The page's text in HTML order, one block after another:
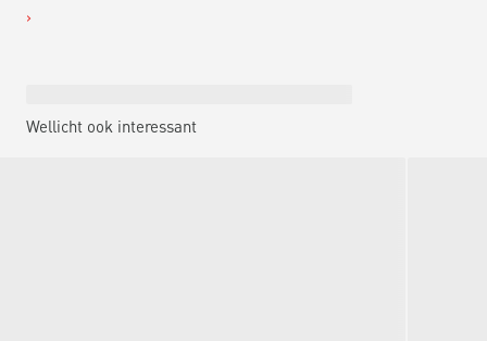
Wellicht ook interessant